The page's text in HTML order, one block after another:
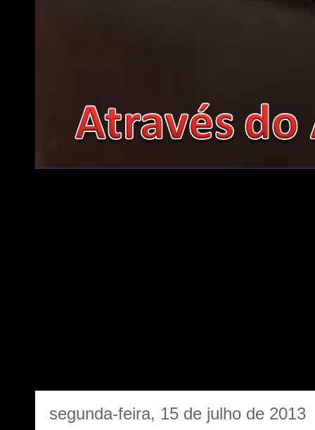
segunda-feira, 15 de julho de 2013